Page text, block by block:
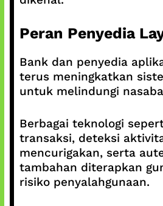
Peran Penyedia
Bank dan penyedia
terus meningkatkan
untuk melindungi
Berbagai teknologi
transaksi, deteksi
mencurigakan, serta
tambahan diterapkan
risiko penyalahgunaan.